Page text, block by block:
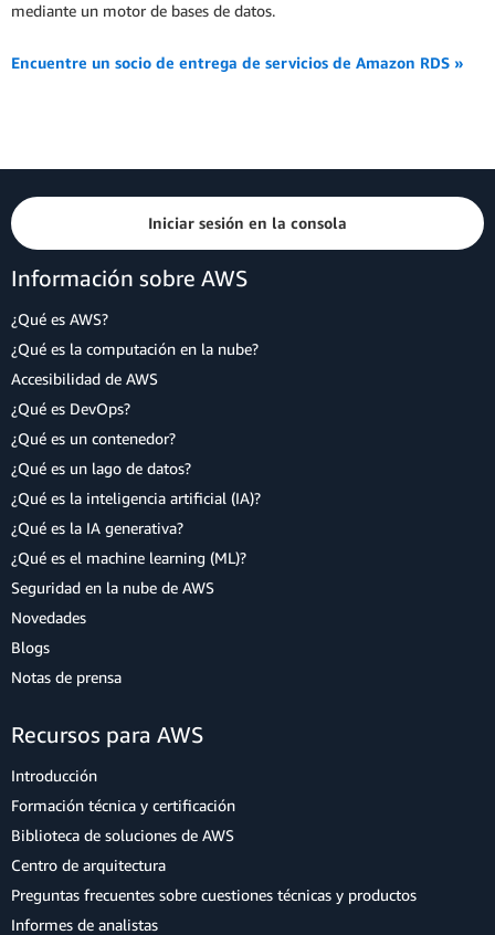
mediante un motor de bases de datos.
Encuentre un socio de entrega de servicios de Amazon RDS »
Iniciar sesión en la consola
Información sobre AWS
¿Qué es AWS?
¿Qué es la computación en la nube?
Accesibilidad de AWS
¿Qué es DevOps?
¿Qué es un contenedor?
¿Qué es un lago de datos?
¿Qué es la inteligencia artificial (IA)?
¿Qué es la IA generativa?
¿Qué es el machine learning (ML)?
Seguridad en la nube de AWS
Novedades
Blogs
Notas de prensa
Recursos para AWS
Introducción
Formación técnica y certificación
Biblioteca de soluciones de AWS
Centro de arquitectura
Preguntas frecuentes sobre cuestiones técnicas y productos
Informes de analistas